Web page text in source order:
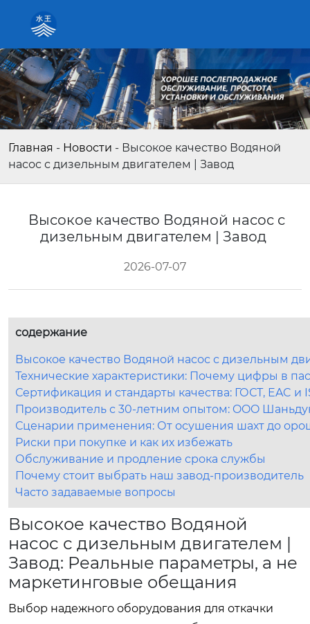
Главная - Новости - Высокое качество Водяной
насос с дизельным двигателем | Завод
Высокое качество Водяной насос с
дизельным двигателем | Завод
2026-07-07
содержание
Высокое качество Водяной насос с дизельным
Технические характеристики: Почему цифры в
Сертификация и стандарты качества: ГОСТ, EAC и
Производитель с 30-летним опытом: OOO
Сценарии применения: От осушения шахт до
Риски при покупке и как их избежать
Обслуживание и продление срока службы
Почему стоит выбрать наш завод-производитель
Часто задаваемые вопросы
Высокое качество Водяной
насос с дизельным двигателем |
Завод: Реальные параметры, а не
маркетинговые обещания
Выбор надежного оборудования для откачки